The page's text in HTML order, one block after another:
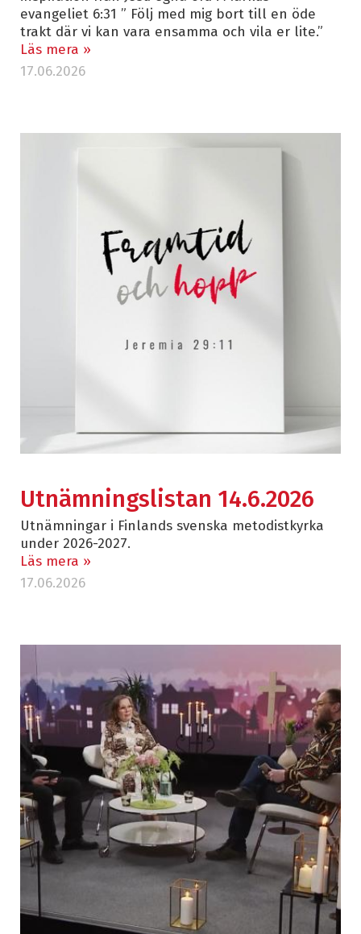
evangeliet 6:31 ” Följ med mig bort till en öde
trakt där vi kan vara ensamma och vila er lite.”
Läs mera »
17.06.2026
Utnämningslistan 14.6.2026
Utnämningar i Finlands svenska metodistkyrka
under 2026-2027.
Läs mera »
17.06.2026